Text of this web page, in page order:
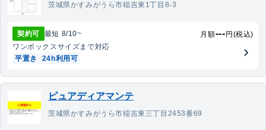
茨城県かすみがうら市稲吉東1丁目8-3
契約可 最短 8/10~ 月額--- 円(税込)
ワンボックスサイズまで対応
平置き
24h利用可
ピュアディアマンテ
茨城県かすみがうら市稲吉東三丁目2453番69